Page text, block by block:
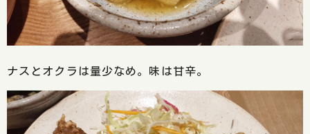
ナスとオクラは量少なめ。味は甘辛。